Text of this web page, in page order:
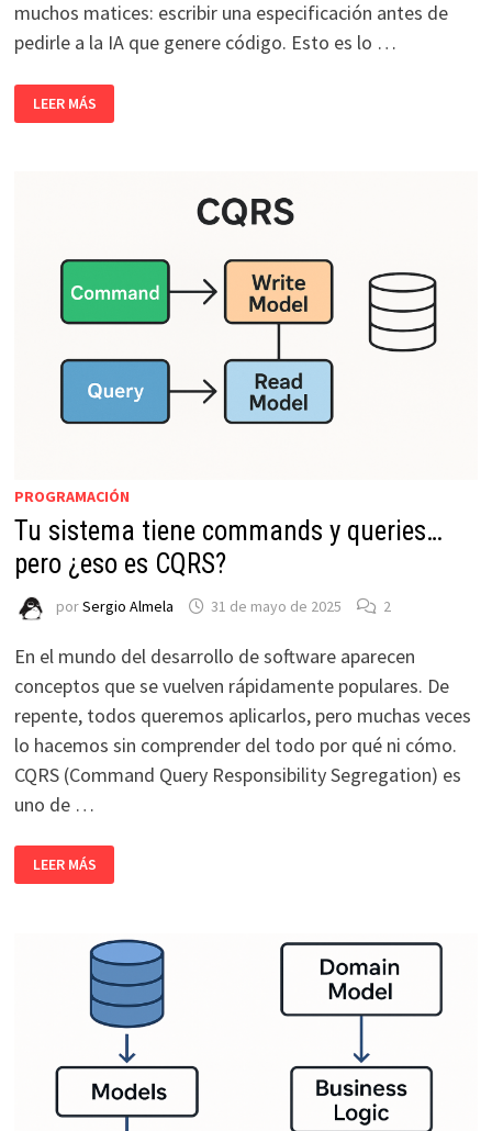
muchos matices: escribir una especificación antes de
pedirle a la IA que genere código. Esto es lo …
DRIVEN
DEVELOPMENT
LEER MÁS
PROGRAMACIÓN
Tu sistema tiene commands y queries…
pero ¿eso es CQRS?
porSergio Almela 31 de mayo de 2025 2
En el mundo del desarrollo de software aparecen
conceptos que se vuelven rápidamente populares. De
repente, todos queremos aplicarlos, pero muchas veces
lo hacemos sin comprender del todo por qué ni cómo.
CQRS (Command Query Responsibility Segregation) es
uno de …
TU
SISTEMA
TIENE
LEER MÁS